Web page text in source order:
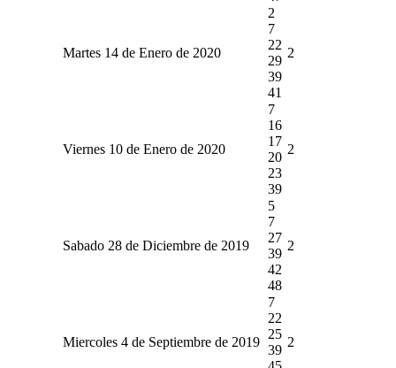
Martes 14 de Enero de 2020
2
7
22
29
39
41
2
Viernes 10 de Enero de 2020
7
16
17
20
23
39
2
Sabado 28 de Diciembre de 2019
5
7
27
39
42
48
2
Miercoles 4 de Septiembre de 2019
7
22
25
39
2